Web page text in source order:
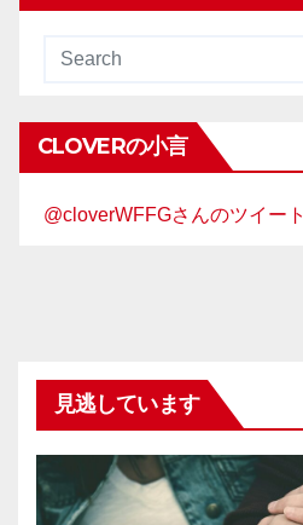
CLOVERの小言
@cloverWFFGさんのツイート
見逃しています